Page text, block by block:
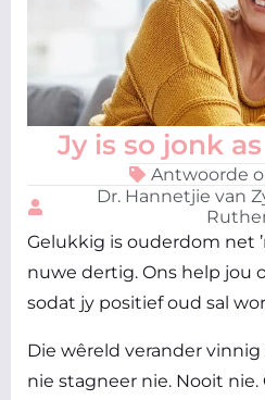
Jy is so jonk
Antwoorde
Dr. Hannetjie van
Gelukkig is ouderdom net
nuwe dertig. Ons help jou
sodat jy positief oud sal
Die wêreld verander
nie stagneer nie. Nooit